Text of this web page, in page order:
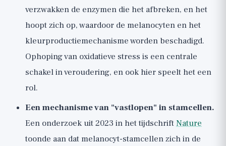
verzwakken de enzymen die het afbreken, en het
hoopt zich op, waardoor de melanocyten en het
kleurproductiemechanisme worden beschadigd.
Ophoping van oxidatieve stress is een centrale
schakel in veroudering, en ook hier speelt het een
rol.
Een mechanisme van "vastlopen" in stamcellen.
Een onderzoek uit 2023 in het tijdschriftNature
toonde aan dat melanocyt-stamcellen zich in de